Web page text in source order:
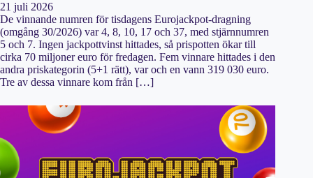
21 juli 2026
De vinnande numren för tisdagens Eurojackpot-dragning
(omgång 30/2026) var 4, 8, 10, 17 och 37, med stjärnnumren
5 och 7. Ingen jackpottvinst hittades, så prispotten ökar till
cirka 70 miljoner euro för fredagen. Fem vinnare hittades i den
andra priskategorin (5+1 rätt), var och en vann 319 030 euro.
Tre av dessa vinnare kom från […]